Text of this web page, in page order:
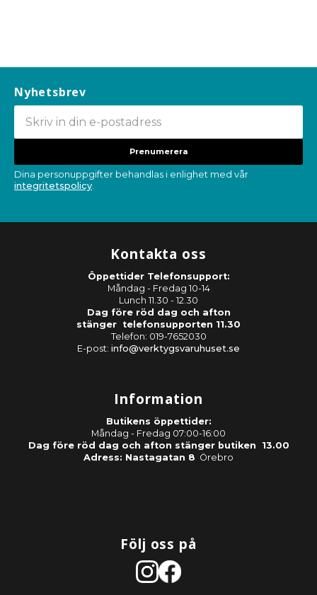
Nyhetsbrev
Prenumerera
Dina personuppgifter behandlas i enlighet med vår
integritetspolicy.
Kontakta oss
Öppettider Telefonsupport:
Måndag - Fredag 10-14
Lunch 11.30 - 12.30
Dag före röd dag och afton
stänger telefonsupporten 11.30
Telefon: 019-7652030
E-post: info@verktygsvaruhuset.se
Information
Butikens öppettider:
Måndag - Fredag 07:00-16:00
Dag före röd dag och afton stänger butiken 13.00
Adress: Nastagatan 8 Örebro
Följ oss på